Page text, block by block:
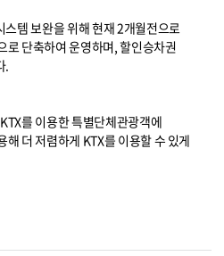
템 보완을 위해 현재 2개월전으로
로 단축하여 운영하며, 할인승차권
.
를 이용한 특별단체관광객에
해 더 저렴하게 KTX를 이용할 수 있게